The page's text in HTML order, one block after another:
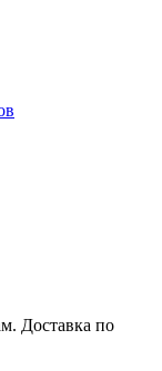
Доставка по